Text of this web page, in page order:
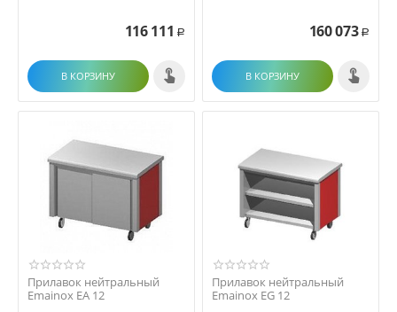
116 111 Р
В КОРЗИНУ
160 073 Р
В КОРЗИНУ
Прилавок нейтральный
Emainox EA 12
Прилавок нейтральный
Emainox EG 12